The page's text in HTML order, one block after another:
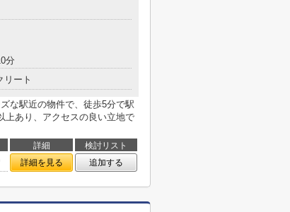
分
リート
な駅近の物件で、徒歩5分で駅
上あり、アクセスの良い立地で
詳細
検討リスト
詳細を見る 追加する